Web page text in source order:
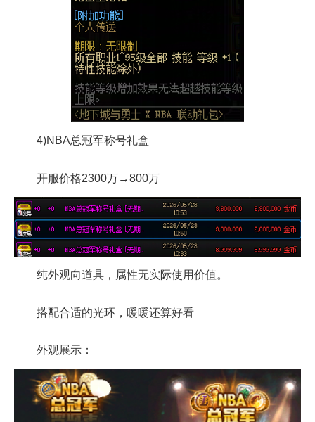
4)NBA总冠军称号礼盒
开服价格2300万→800万
纯外观向道具，属性无实际使用价值。
搭配合适的光环，暖暖还算好看
外观展示：